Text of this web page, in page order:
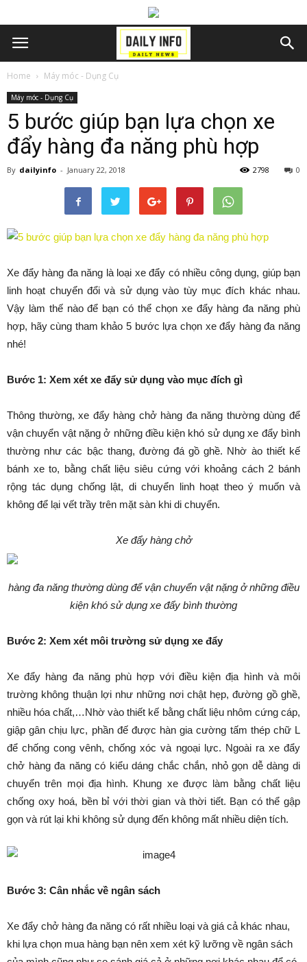
Home Máy móc - Dụng Cụ
Máy móc - Dụng Cụ
5 bước giúp bạn lựa chọn xe
đẩy hàng đa năng phù hợp
By dailyinfo - January 22, 2018 0
2798
Xe đẩy hàng đa năng là loại xe đẩy có nhiều công dụng, giúp bạn
linh hoạt chuyển đổi và sử dụng vào tùy mục đích khác nhau.
Vậy làm thế nào để bạn có thể chọn xe đẩy hàng đa năng phù
hợp, hãy cùng tham khảo 5 bước lựa chọn xe đẩy hàng đa năng
nhé!
Bước 1: Xem xét xe đẩy sử dụng vào mục đích gì
Thông thường, xe đẩy hàng chở hàng đa năng thường dùng để
vận chuyển vật nặng ở những điều kiện khó sử dụng xe đẩy bình
thường như các bậc thang, đường đá gồ ghề. Nhờ ào thiết kế
bánh xe to, bằng chất liệu siêu cứng với khoảng cách 2 bánh
rộng tác dụng chống lật, di chuyển linh hoạt theo ý muốn và
không để lại vết trầy trên mặt sàn khi di chuyển.
Xe đẩy hàng chở
hàng đa năng thường dùng để vận chuyển vật nặng ở những điều
kiện khó sử dụng xe đẩy bình thường
Bước 2: Xem xét môi trường sử dụng xe đẩy
Xe đẩy hàng đa năng phù hợp với điều kiện địa hình và môi
trường không thuận lợi như những nơi chật hẹp, đường gồ ghề,
nhiều hóa chất,…Nhờ vào thiết kế bằng chất liệu nhôm cứng cáp,
giập gân chịu lực, phần đế được hàn gia cường tấm thép chữ L
để chống cong vênh, chống xóc và ngoại lực. Ngoài ra xe đẩy
chở hàng đa năng có kiểu dáng chắc chắn, nhỏ gọn dễ dàng di
chuyển trên mọi địa hình. Khung xe được làm bằng chất liệu
chống oxy hoá, bền bỉ với thời gian và thời tiết. Bạn có thể gập
gọn và rút lại khi không sử dụng đến không mất nhiều diện tích.
Bước 3: Cân nhắc về ngân sách
Xe đẩy chở hàng đa năng có rất nhiều loại và giá cả khác nhau,
khi lựa chọn mua hàng bạn nên xem xét kỹ lưỡng về ngân sách